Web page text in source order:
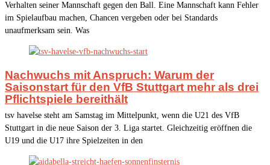
Verhalten seiner Mannschaft gegen den Ball. Eine Mannschaft kann Fehler
im Spielaufbau machen, Chancen vergeben oder bei Standards
unaufmerksam sein. Was
Nachwuchs mit Anspruch: Warum der
Saisonstart für den VfB Stuttgart mehr als drei
Pflichtspiele bereithält
tsv havelse steht am Samstag im Mittelpunkt, wenn die U21 des VfB
Stuttgart in die neue Saison der 3. Liga startet. Gleichzeitig eröffnen die
U19 und die U17 ihre Spielzeiten in den